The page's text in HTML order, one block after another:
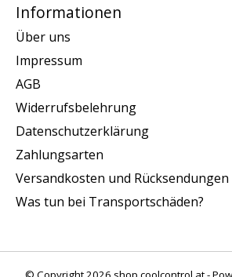
Informationen
Über uns
Impressum
AGB
Widerrufsbelehrung
Datenschutzerklärung
Zahlungsarten
Versandkosten und Rücksendungen
Was tun bei Transportschäden?